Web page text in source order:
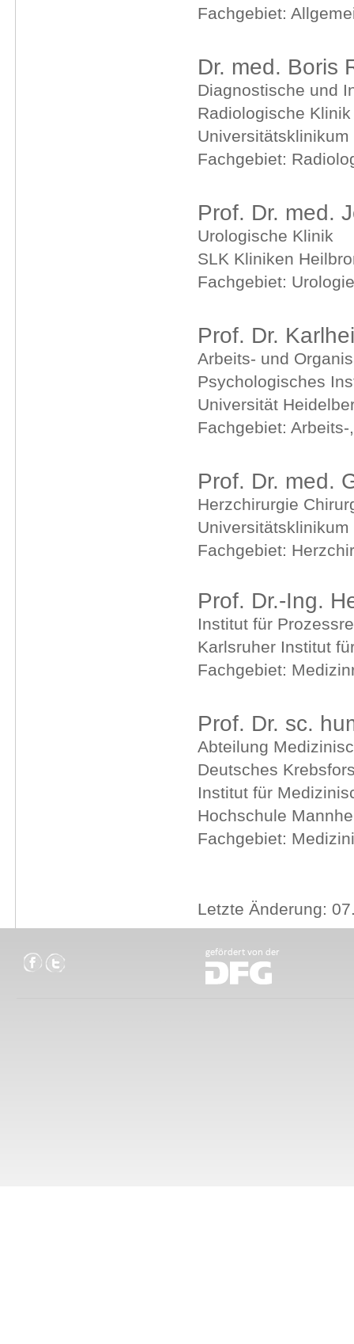
Fachgebiet:
Dr. med. Boris
Diagnostische und
Radiologische Klinik
Universitätsklinikum
Fachgebiet:
Prof. Dr. med.
Urologische Klinik
SLK Kliniken
Fachgebiet:
Prof. Dr.
Arbeits- und
Psychologisches
Universität
Fachgebiet:
Prof. Dr. med.
Herzchirurgie
Fachgebiet:
Prof. Dr.-Ing.
Institut für
Karlsruher Institut
Fachgebiet:
Prof. Dr. sc.
Abteilung
Deutsches
Institut für
Hochschule
Fachgebiet:
Letzte Änderung: